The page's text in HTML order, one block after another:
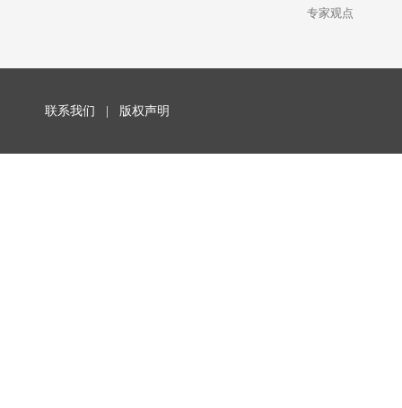
专家观点
联系我们 版权声明